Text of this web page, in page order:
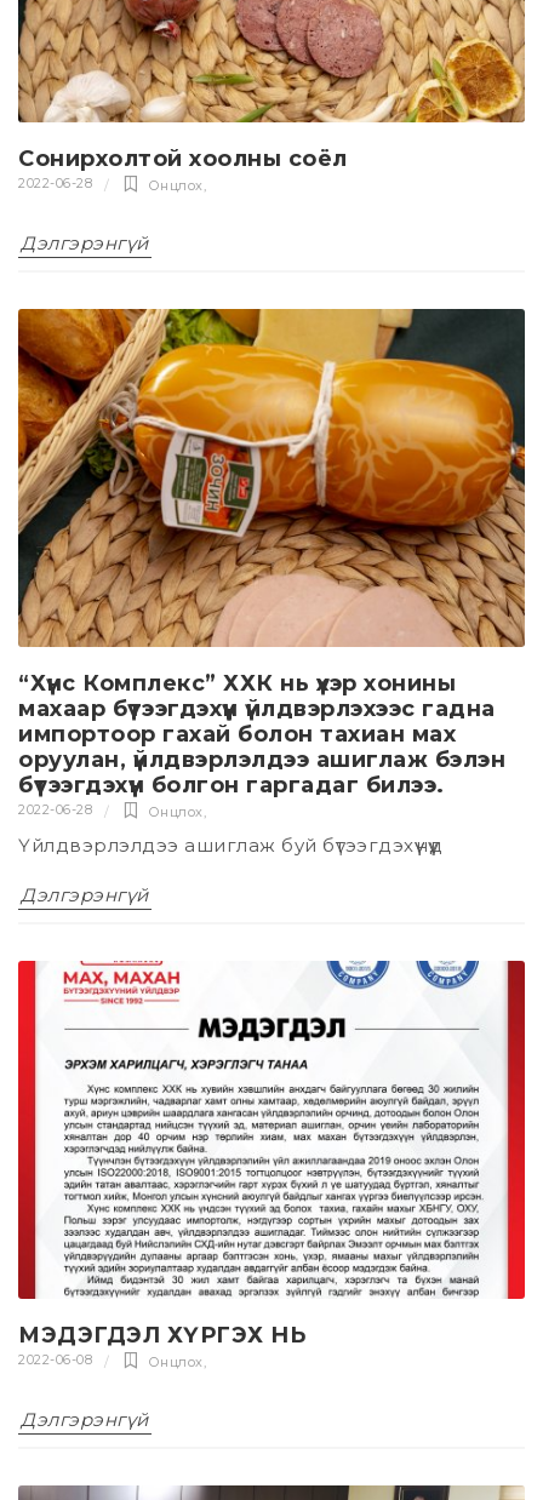
Сонирхолтой хоолны соёл
2022-06-28 Онцлох,
Дэлгэрэнгүй
“Хүнс Комплекс” ХХК нь үхэр хонины
махаар бүтээгдэхүүн үйлдвэрлэхээс гадна
импортоор гахай болон тахиан мах
оруулан, үйлдвэрлэлдээ ашиглаж бэлэн
бүтээгдэхүүн болгон гаргадаг билээ.
2022-06-28 Онцлох,
Үйлдвэрлэлдээ ашиглаж буй бүтээгдэхүүнүүд
Дэлгэрэнгүй
МЭДЭГДЭЛ ХҮРГЭХ НЬ
2022-06-08 Онцлох
Дэлгэрэнгүй